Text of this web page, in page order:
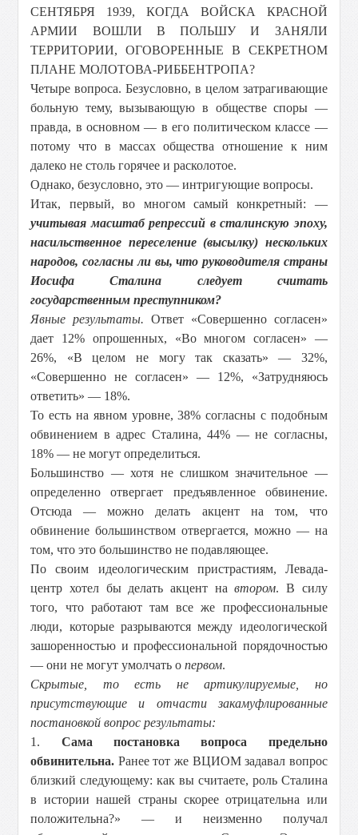
СЕНТЯБРЯ 1939, КОГДА ВОЙСКА КРАСНОЙ
АРМИИ ВОШЛИ В ПОЛЬШУ И ЗАНЯЛИ
ТЕРРИТОРИИ, ОГОВОРЕННЫЕ В СЕКРЕТНОМ
ПЛАНЕ МОЛОТОВА-РИББЕНТРОПА?
Четыре вопроса. Безусловно, в целом затрагивающие
больную тему, вызывающую в обществе споры —
правда, в основном — в его политическом классе —
потому что в массах общества отношение к ним
далеко не столь горячее и расколотое.
Однако, безусловно, это — интригующие вопросы.
Итак, первый, во многом самый конкретный: —
учитывая масштаб репрессий в сталинскую эпоху,
насильственное переселение (высылку) нескольких
народов, согласны ли вы, что руководителя страны
Иосифа Сталина следует считать
государственным преступником?
Явные результаты. Ответ «Совершенно согласен»
дает 12% опрошенных, «Во многом согласен» —
26%, «В целом не могу так сказать» — 32%,
«Совершенно не согласен» — 12%, «Затрудняюсь
ответить» — 18%.
То есть на явном уровне, 38% согласны с подобным
обвинением в адрес Сталина, 44% — не согласны,
18% — не могут определиться.
Большинство — хотя не слишком значительное —
определенно отвергает предъявленное обвинение.
Отсюда — можно делать акцент на том, что
обвинение большинством отвергается, можно — на
том, что это большинство не подавляющее.
По своим идеологическим пристрастиям, Левада-
центр хотел бы делать акцент навтором. В силу
того, что работают там все же профессиональные
люди, которые разрываются между идеологической
зашоренностью и профессиональной порядочностью
— они не могут умолчать опервом.
Скрытые, то есть не артикулируемые, но
присутствующие и отчасти закамуфлированные
постановкой вопрос результаты:
1. Сама постановка вопроса предельно
обвинительна. Ранее тот же ВЦИОМ задавал вопрос
близкий следующему: как вы считаете, роль Сталина
в истории нашей страны скорее отрицательна или
положительна?» — и неизменно получал